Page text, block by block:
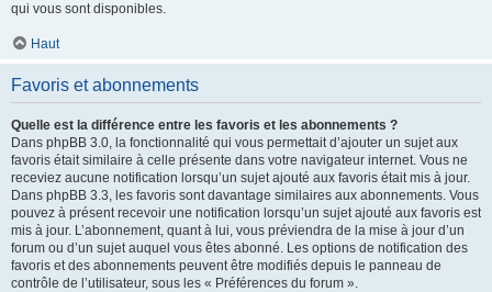
qui vous sont disponibles.
Haut
Favoris et abonnements
Quelle est la différence entre les favoris et les abonnements ?
Dans phpBB 3.0, la fonctionnalité qui vous permettait d’ajouter un sujet aux
favoris était similaire à celle présente dans votre navigateur internet. Vous ne
receviez aucune notification lorsqu’un sujet ajouté aux favoris était mis à jour.
Dans phpBB 3.3, les favoris sont davantage similaires aux abonnements. Vous
pouvez à présent recevoir une notification lorsqu’un sujet ajouté aux favoris est
mis à jour. L’abonnement, quant à lui, vous préviendra de la mise à jour d’un
forum ou d’un sujet auquel vous êtes abonné. Les options de notification des
favoris et des abonnements peuvent être modifiés depuis le panneau de
contrôle de l’utilisateur, sous les « Préférences du forum ».